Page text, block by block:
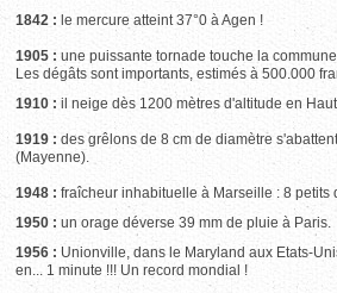
1842 : le mercure atteint 37°0 à Agen !
1905 : une puissante tornade touche la
Les dégâts sont importants, estimés à 500.000
1910 : il neige dès 1200 mètres d'altitude en
1919 : des grêlons de 8 cm de diamètre
(Mayenne).
1948 : fraîcheur inhabituelle à Marseille : 8 petits
1950 : un orage déverse 39 mm de pluie à Paris.
1956 : Unionville, dans le Maryland aux Etats-
en... 1 minute !!! Un record mondial !